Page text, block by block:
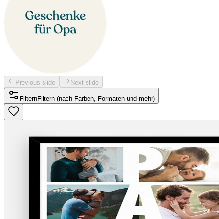
Previous slide Next slide
FilternFiltern (nach Farben, Formaten und mehr)